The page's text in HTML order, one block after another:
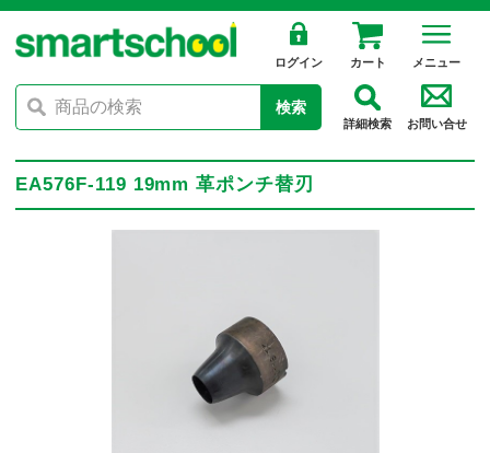
ログイン カート メニュー
検索
詳細検索 お問い合せ
EA576F-119 19mm 革ポンチ替刃